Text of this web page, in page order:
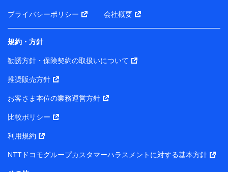
※ dポイントクラブ会員ではないお客さま（2019年12
月11日以降、一度もdポイントクラブ会員であったこと
がないお客さまに限る）に関する、2019年12月10日以
に限って共同利用します。
との間で、以下のとおり個人データを共同利用しま
【共同して利用される利用データの項目】
プがサービス提供等を通じて取得した、以下の情報など
プライバシーポリシー 会社概要
規約・方針
勧誘方針・保険契約の取扱いについて
推奨販売方針
お客さま本位の業務運営方針
比較ポリシー
利用規約
NTTドコモグループカスタマーハラスメントに対する基本方針